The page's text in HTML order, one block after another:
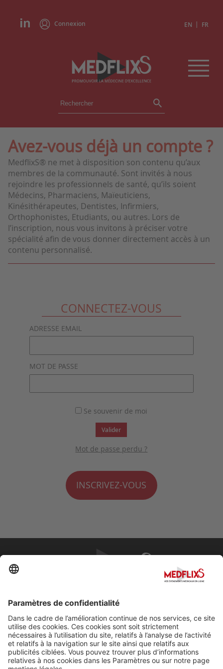
Connexion EN | FR
ÉVÉNEMENTS
INSTITUTIONS
ACADÉMIES
EXPERTS
REVUES DE PRESSE
CONGRÈS EN RÉSUMÉ
Avez-vous déjà un compte ?
MedflixS® ne met à disposition son contenu qu’aux
membres de la communauté. Sont invités à nous
rejoindre les professionnels de santé, qu’ils soient
Médecins, Pharmaciens, Maïeuticiens,
Kinésithérapeutes, Dentistes, Infirmiers,
Orthophonistes, Etudiants, ou autres. Lors de
l’inscription, nous vous invitons à préciser votre
spécialité afin de vous donner directement accès à un
contenu personnalisé.
CONNECTEZ-VOUS
ADRESSE EMAIL
MOT DE PASSE
Se souvenir de moi
Valider
Mot de passe perdu ?
INSCRIVEZ-VOUS
À propos de MedflixS®
Aide
Contact
Mentions légales